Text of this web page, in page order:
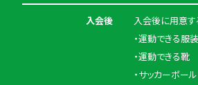
入会後
入会後に用意す
・運動できる服装
・運動できる靴
・サッカーボール